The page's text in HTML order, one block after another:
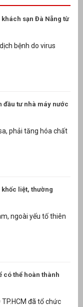
sạn Đà Nẵng từ
bệnh do virus
đầu tư nhà máy nước
phải tăng hóa chất
liệt, thường
ngoài yếu tố thiên
có thể hoàn thành
TP.HCM đã tổ chức